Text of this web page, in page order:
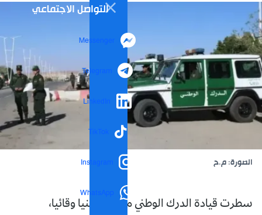
التواصل الاجتماعي
Messenger
Telegram
LinkedIn
TikTok
Instagram
WhatsApp
الصورة: م.ح
سطرت قيادة الدرك الوطني مخططا أمنيا وقائيا،